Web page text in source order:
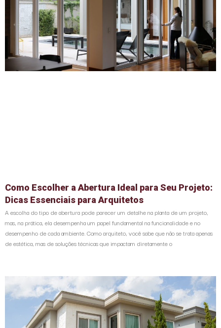
Como Escolher a Abertura Ideal para Seu Projeto:
Dicas Essenciais para Arquitetos
A escolha do tipo de abertura pode parecer um detalhe na planta de um projeto,
mas, na prática, ela desempenha um papel fundamental na funcionalidade e no
desempenho de cada ambiente. Como arquiteto, você sabe que não se trata apenas
de estética, mas de soluções técnicas que impactam diretamente o